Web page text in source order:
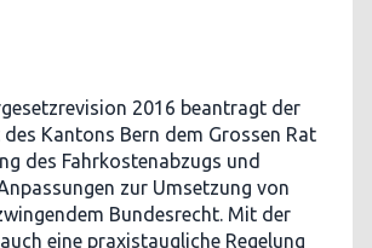
2016 beantragt der
Kantons Bern dem Grossen Rat
des Fahrkostenabzugs und
zur Umsetzung von
Bundesrecht. Mit der
eine praxistaugliche Regelung